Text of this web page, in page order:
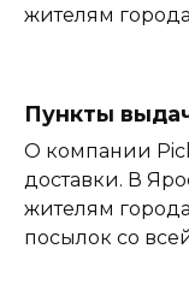
жителям
Пункты
О компании
доставки. В
жителям
посылок со